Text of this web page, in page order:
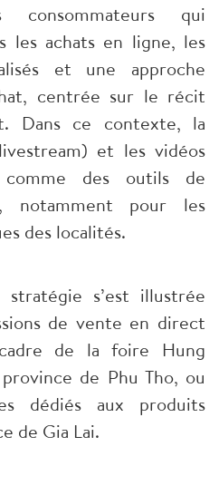
consommateurs qui
les achats en ligne, les
et une approche
centrée sur le récit
Dans ce contexte, la
et les vidéos
comme des outils de
notamment pour les
des localités.
s’est illustrée
de vente en direct
de la foire Hung
de Phu Tho, ou
dédiés aux produits
de Gia Lai.